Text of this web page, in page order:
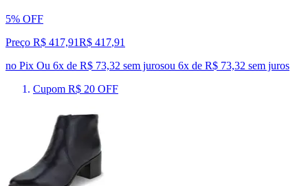
5% OFF
Preço R$ 417,91R$ 417,91
no Pix Ou 6x de R$ 73,32 sem jurosou 6x de R$ 73,32 sem juros
Cupom R$ 20 OFF